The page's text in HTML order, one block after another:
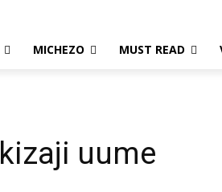
MICHEZO MUST READ
uume